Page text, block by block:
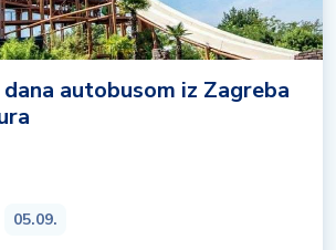
autobusom iz Zagreba
05.09.